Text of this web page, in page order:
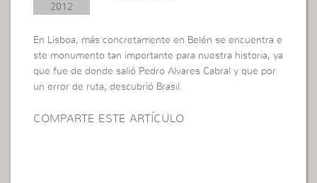
2012
En Lisboa, más concretamente en Belén se encuentra e
ste monumento tan importante para nuestra historia, ya
que fue de donde salió Pedro Alvares Cabral y que por
un error de ruta, descubrió Brasil.
COMPARTE ESTE ARTÍCULO